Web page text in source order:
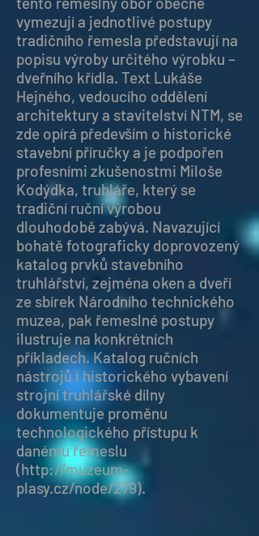
vymezují a jednotlivé postupy
tradičního řemesla představují na
popisu výroby určitého výrobku –
dveřního křídla. Text Lukáše
Hejného, vedoucího oddělení
architektury a stavitelství NTM, se
zde opírá především o historické
stavební příručky a je podpořen
profesními zkušenostmi Miloše
Kodýdka, truhláře, který se
tradiční ruční výrobou
dlouhodobě zabývá. Navazující
bohatě fotograficky doprovozený
katalog prvků stavebního
truhlářství, zejména oken a dveří
ze sbírek Národního technického
muzea, pak řemeslné postupy
ilustruje na konkrétních
příkladech. Katalog ručních
nástrojů i historického vybavení
strojní truhlářské dílny
dokumentuje proměnu
technologického přístupu k
danému řemeslu
(http://muzeum-
plasy.cz/node/279).